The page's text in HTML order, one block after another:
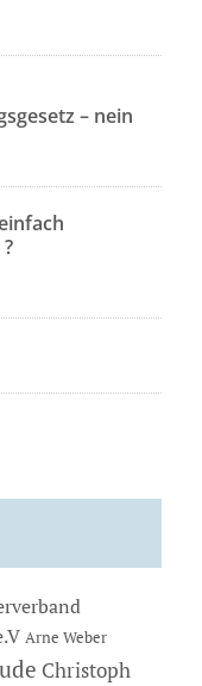
– nein
Arne Weber
Christoph